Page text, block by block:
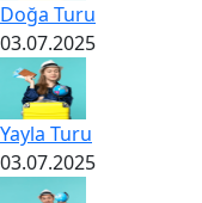
Doğa Turu
03.07.2025
Yayla Turu
03.07.2025